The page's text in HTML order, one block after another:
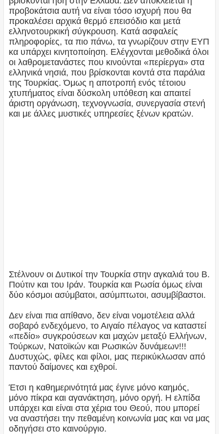
προβοκάτσια αυτή να είναι τόσο ισχυρή που θα
προκαλέσει αρχικά θερμό επεισόδιο και μετά
ελληνοτουρκική σύγκρουση. Κατά ασφαλείς
πληροφορίες, τα πιο πάνω, τα γνωρίζουν στην ΕΥΠ
κα υπάρχει κινητοποίηση. Ελέγχονται μεθοδικά όλοι
οι λαθρομετανάστες που κινούνται «περίεργα» στα
ελληνικά νησιά, που βρίσκονται κοντά στα παράλια
της Τουρκίας. Όμως η αποτροπή ενός τέτοιου
χτυπήματος είναι δύσκολη υπόθεση και απαιτεί
άριστη οργάνωση, τεχνογνωσία, συνεργασία στενή
και με άλλες μυστικές υπηρεσίες ξένων κρατών.
Στέλνουν οι Δυτικοί την Τουρκία στην αγκαλιά του Β.
Πούτιν και του Ιράν. Τουρκία και Ρωσία όμως είναι
δύο κόσμοι ασύμβατοι, ασύμπτωτοι, ασυμβίβαστοι.
Δεν είναι πια απίθανο, δεν είναι νομοτέλεια αλλά
σοβαρό ενδεχόμενο, το Αιγαίο πέλαγος να καταστεί
«πεδίο» συγκρούσεων και μαχών μεταξύ Ελλήνων,
Τούρκων, Νατοϊκών και Ρωσικών δυνάμεων!!!
Δυστυχώς, φίλες και φίλοι, μας περικύκλωσαν από
παντού δαίμονες και εχθροί.
Έτσι η καθημερινότητά μας έγινε μόνο καημός,
μόνο πίκρα και αγανάκτηση, μόνο οργή. Η ελπίδα
υπάρχει και είναι στα χέρια του Θεού, που μπορεί
να αναστήσει την πεθαμένη κοινωνία μας και να μας
οδηγήσει στο καινούργιο.